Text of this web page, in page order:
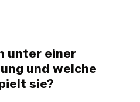
unter einer
und welche
sie?